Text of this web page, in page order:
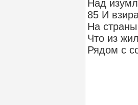
Над
85 И
На страны
Что из
Рядом с